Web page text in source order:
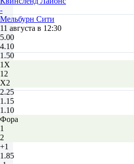
-
Мельбурн Сити
11 августа в 12:30
5.00
4.10
1.50
1X
12
X2
2.25
1.15
1.10
Фора
1
2
+1
1.85